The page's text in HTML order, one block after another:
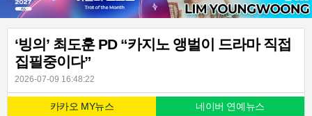
‘빙의’ 최도훈 PD “카지노 앵벌이 드라마 직접
집필중이다”
2026-07-09 16:48:22
카카오 MY뉴스 네이버 연예뉴스